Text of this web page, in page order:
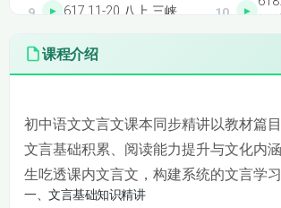
617.11-20 八上 三峡
621.11-24 八上 桃花
源记 第一课时
源
625.11-28 八上 愚公
627.11-30 八上 周亚
夫军细柳 第一课时
课程介绍
初中语文文言文课本同步精讲以教材篇
文言基础积累、阅读能力提升与文化内
生吃透课内文言文，构建系统的文言学习
一、文言基础知识精讲